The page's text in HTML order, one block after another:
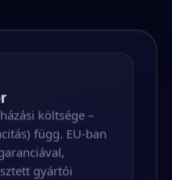
költsége –
függ. EU-ban
gyártói